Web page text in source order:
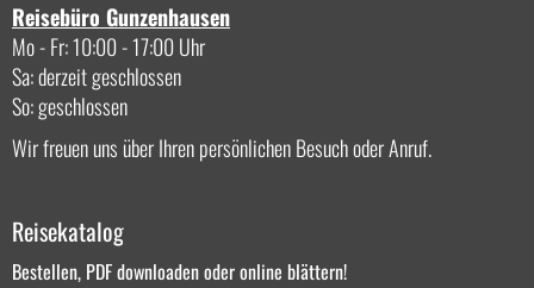
Reisebüro Gunzenhausen
Mo - Fr: 10:00 - 17:00 Uhr
Sa: derzeit geschlossen
So: geschlossen
Wir freuen uns über Ihren persönlichen Besuch oder Anruf.
Reisekatalog
Bestellen, PDF downloaden oder online blättern!